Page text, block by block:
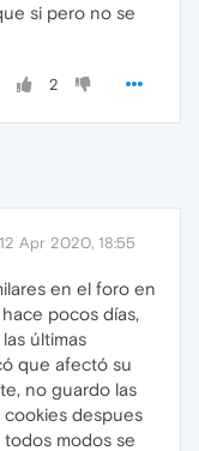
si pero no se
2
12 Apr 2020, 18:55
en el foro en
pocos días,
últimas
que afectó su
no guardo las
despues
modos se